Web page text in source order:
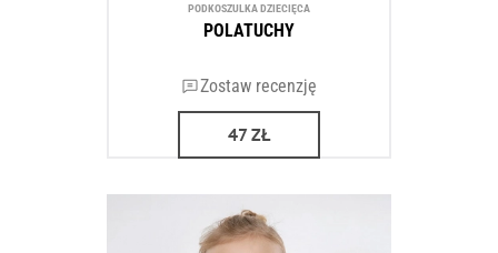
PODKOSZULKA DZIECIĘCA
POLATUCHY
Zostaw recenzję
47ZŁ